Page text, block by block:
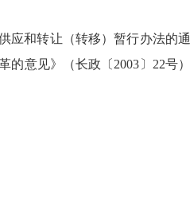
应和转让（转移）暂行办法的通
意见》（长政〔2003〕22号）